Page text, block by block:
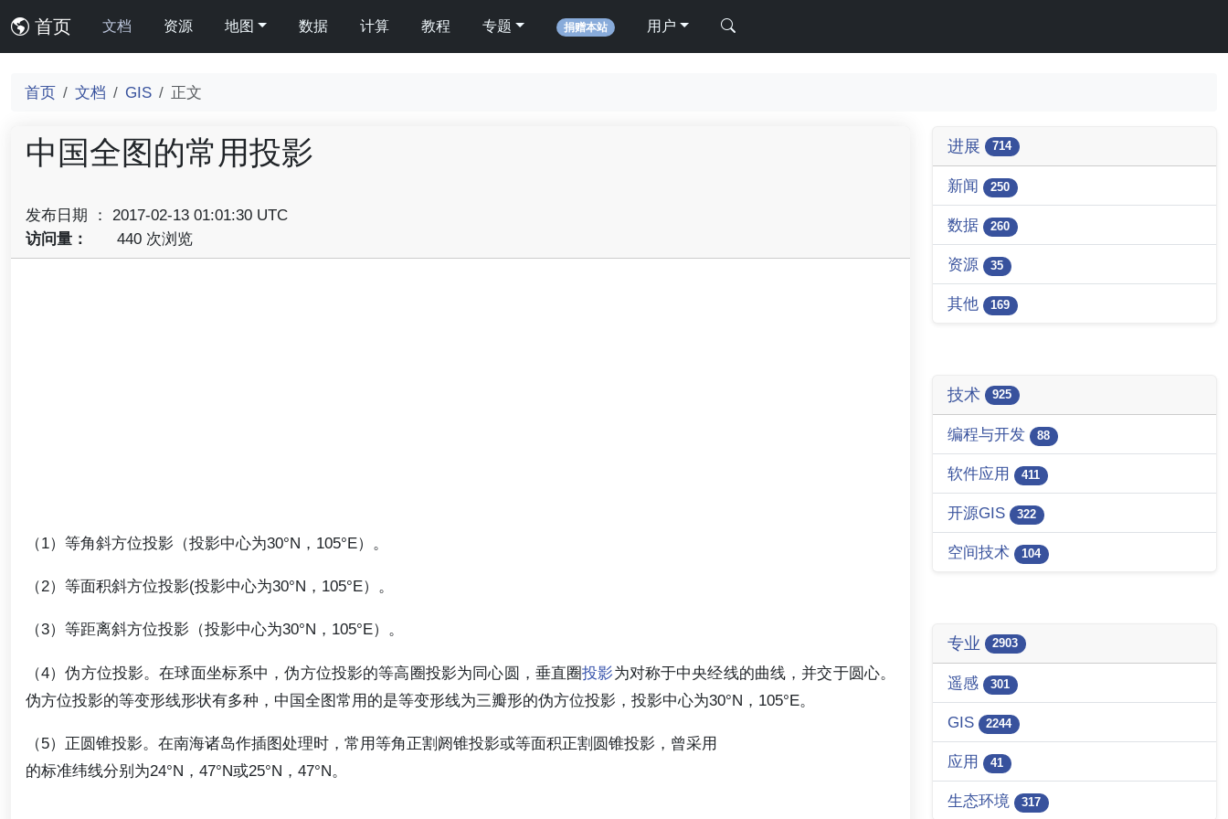
首页 文档 资源 地图 数据 计算 教程 专题 捐赠本站 用户
首页 文档 GIS 正文
中国全图的常用投影
发布日期 ： 2017-02-13 01:01:30 UTC
访问量：
440 次浏览
（1）等角斜方位投影（投影中心为30°N，105°E）。
（2）等面积斜方位投影(投影中心为30°N，105°E）。
（3）等距离斜方位投影（投影中心为30°N，105°E）。
（4）伪方位投影。在球面坐标系中，伪方位投影的等高圈投影为同心圆，垂直圈投影为对称于中央经线的曲线，并交于圆心。
伪方位投影的等变形线形状有多种，中国全图常用的是等变形线为三瓣形的伪方位投影，投影中心为30°N，105°E。
（5）正圆锥投影。在南海诸岛作插图处理时，常用等角正割阏锥投影或等面积正割圆锥投影，曾采用
的标准纬线分别为24°N，47°N或25°N，47°N。
进展 714
新闻 250
数据 260
资源 35
其他 169
技术 925
编程与开发 88
软件应用 411
开源GIS 322
空间技术 104
专业 2903
遥感 301
GIS 2244
应用 41
生态环境 317